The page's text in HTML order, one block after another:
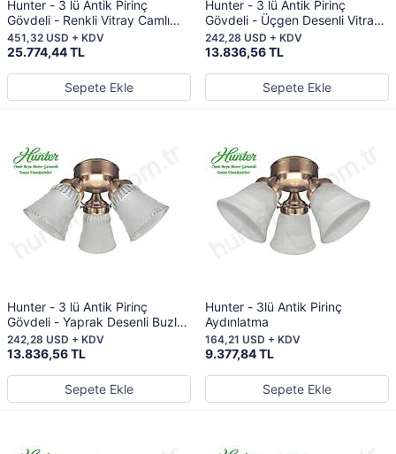
Hunter - 3 lü Antik Pirinç
Gövdeli - Renkli Vitray Camlı
Aydınlatma
25.774,44 TL
451,32 USD + KDV
Sepete Ekle
Hunter - 3 lü Antik Pirinç
Gövdeli - Üçgen Desenli Vitray
Camlı Aydınlatma
13.836,56 TL
242,28 USD + KDV
Sepete Ekle
Hunter - 3 lü Antik Pirinç
Gövdeli - Yaprak Desenli Buzlu
Cam Aydınlatma
13.836,56 TL
242,28 USD + KDV
Sepete Ekle
Hunter - 3lü Antik Pirinç
Aydınlatma
9.377,84 TL
164,21 USD + KDV
Sepete Ekle